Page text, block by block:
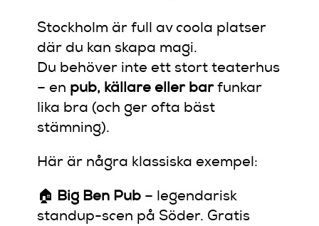
Stockholm är full av coola platser
där du kan skapa magi.
Du behöver inte ett stort teaterhus
– en pub, källare eller barfunkar
lika bra (och ger ofta bäst
stämning).
Här är några klassiska exempel:
🏠 Big Ben Pub – legendarisk
standup-scen på Söder. Gratis